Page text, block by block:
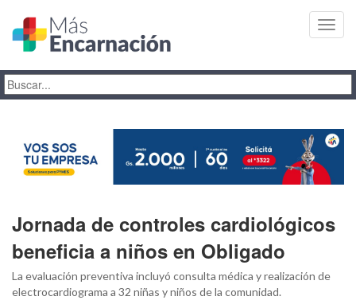
Jornada de controles cardiológicos
beneficia a niños en Obligado
La evaluación preventiva incluyó consulta médica y realización de
electrocardiograma a 32 niñas y niños de la comunidad.